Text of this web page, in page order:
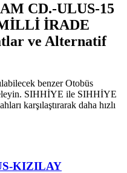
CD.-ULUS-15
İRADE
ve Alternatif
benzer Otobüs
SIHHİYE ile SIHHİYE
karşılaştırarak daha hızlı
KIZILAY